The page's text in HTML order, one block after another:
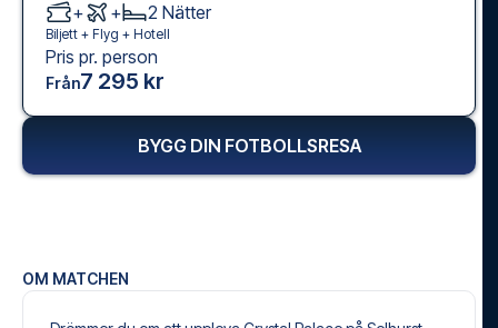
OM MATCHEN
+ + 2 Nätter
Biljett + Flyg + Hotell
Pris pr. person
Från7 295 kr
BYGG DIN FOTBOLLSRESA